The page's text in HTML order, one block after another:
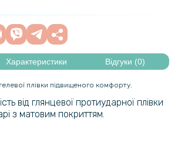
Характеристики Відгуки (0)
плівки підвищеного комфорту.
від глянцевої протиударної плівки
з матовим покриттям.